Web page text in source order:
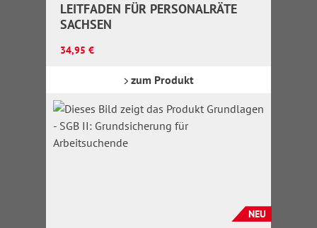
LEITFADEN FÜR PERSONALRÄTE
SACHSEN
Regulärer Preis:
34,95 €
zum Produkt
NEU